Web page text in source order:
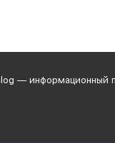
— информационный